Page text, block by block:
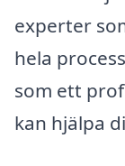
experter
hela
som ett
kan hjälpa